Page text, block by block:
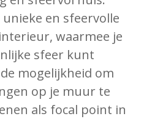
en sfeervolle
waarmee je
sfeer kunt
mogelijkheid om
op je muur te
als focal point in